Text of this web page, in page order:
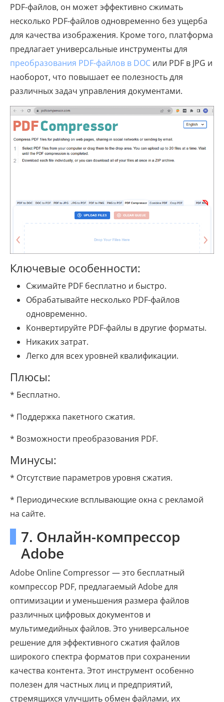
PDF-файлов, он может эффективно сжимать
несколько PDF-файлов одновременно без ущерба
для качества изображения. Кроме того, платформа
предлагает универсальные инструменты для
преобразования PDF-файлов в DOC или PDF в JPG и
наоборот, что повышает ее полезность для
различных задач управления документами.
Ключевые особенности:
Сжимайте PDF бесплатно и быстро.
Обрабатывайте несколько PDF-файлов
одновременно.
Конвертируйте PDF-файлы в другие форматы.
Никаких затрат.
Легко для всех уровней квалификации.
Плюсы:
* Бесплатно.
* Поддержка пакетного сжатия.
* Возможности преобразования PDF.
Минусы:
* Отсутствие параметров уровня сжатия.
* Периодические всплывающие окна с рекламой
на сайте.
7. Онлайн-компрессор
Adobe
Adobe Online Compressor — это бесплатный
компрессор PDF, предлагаемый Adobe для
оптимизации и уменьшения размера файлов
различных цифровых документов и
мультимедийных файлов. Это универсальное
решение для эффективного сжатия файлов
широкого спектра форматов при сохранении
качества контента. Этот инструмент особенно
полезен для частных лиц и предприятий,
стремящихся улучшить обмен файлами, их